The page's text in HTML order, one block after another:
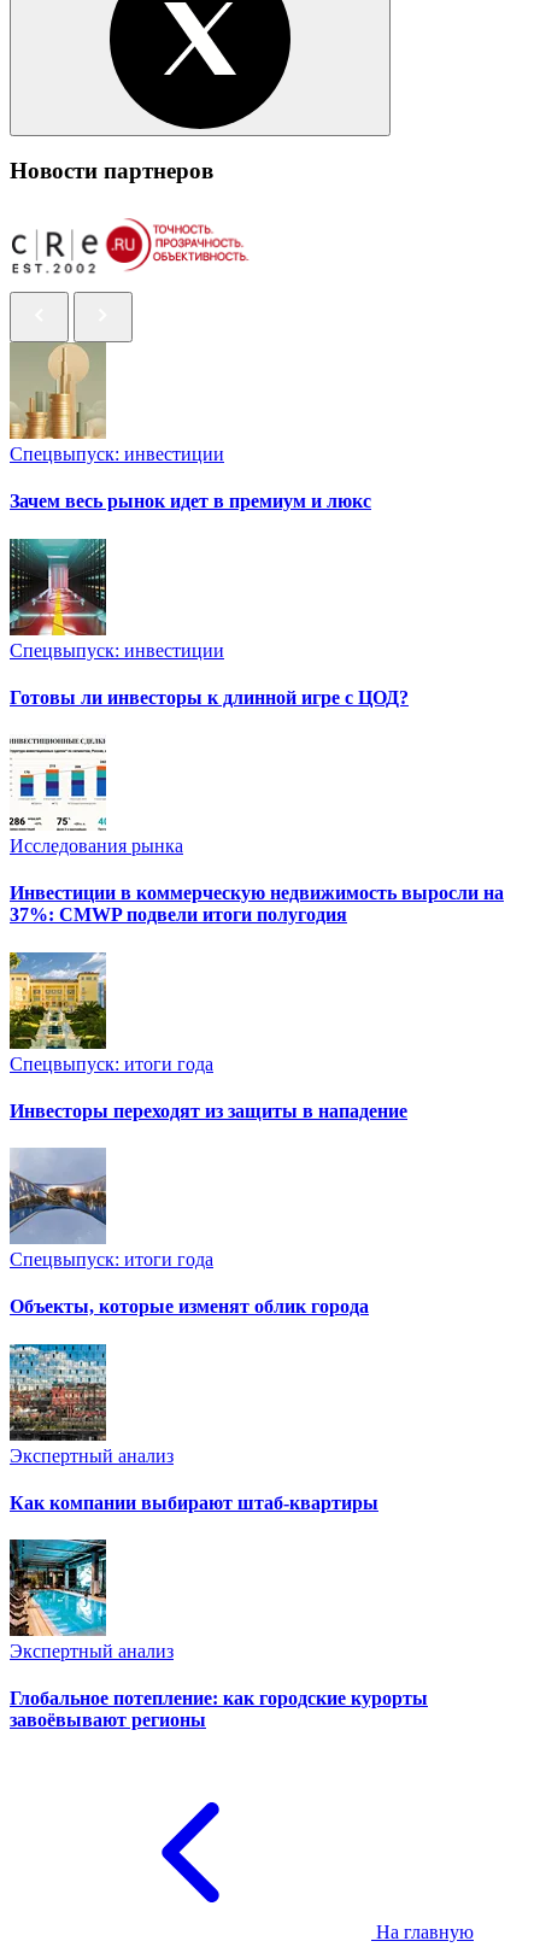
Новости партнеров
Спецвыпуск: инвестиции
Зачем весь рынок идет в премиум и люкс
Спецвыпуск: инвестиции
Готовы ли инвесторы к длинной игре с ЦОД?
Исследования рынка
Инвестиции в коммерческую недвижимость выросли на
37%: CMWP подвели итоги полугодия
Спецвыпуск: итоги года
Инвесторы переходят из защиты в нападение
Спецвыпуск: итоги года
Объекты, которые изменят облик города
Экспертный анализ
Как компании выбирают штаб-квартиры
Экспертный анализ
Глобальное потепление: как городские курорты
завоёвывают регионы
На главную